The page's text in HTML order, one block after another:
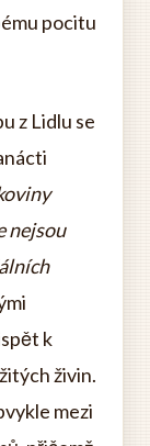
pocitu
z Lidlu se
nejsou
k
živin.
mezi